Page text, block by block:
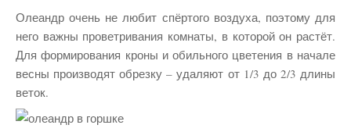
Олеандр очень не любит спёртого воздуха, поэтому для
него важны проветривания комнаты, в которой он растёт.
Для формирования кроны и обильного цветения в начале
весны производят обрезку – удаляют от 1/3 до 2/3 длины
веток.